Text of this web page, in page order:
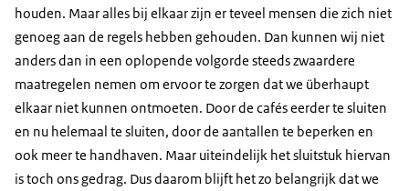
houden. Maar alles bij elkaar zijn er teveel mensen die zich niet
genoeg aan de regels hebben gehouden. Dan kunnen wij niet
anders dan in een oplopende volgorde steeds zwaardere
maatregelen nemen om ervoor te zorgen dat we überhaupt
elkaar niet kunnen ontmoeten. Door de cafés eerder te sluiten
en nu helemaal te sluiten, door de aantallen te beperken en
ook meer te handhaven. Maar uiteindelijk het sluitstuk hiervan
is toch ons gedrag. Dus daarom blijft het zo belangrijk dat we